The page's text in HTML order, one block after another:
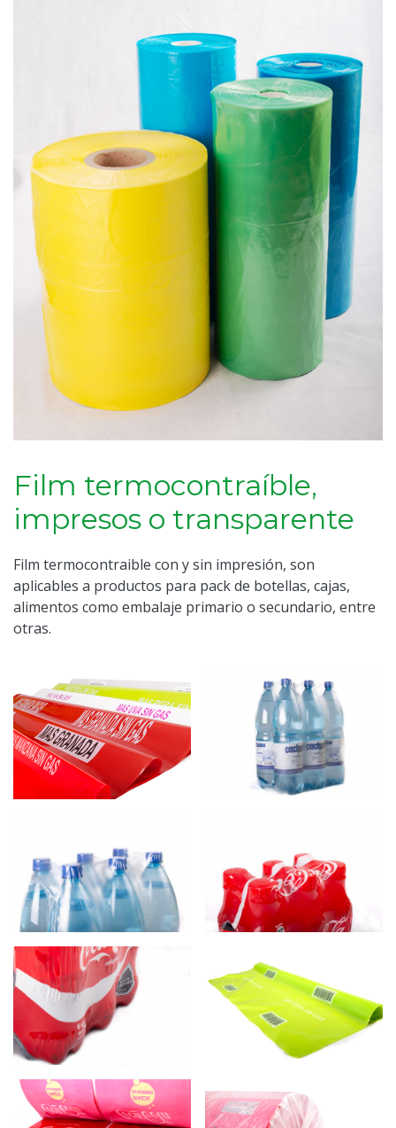
Film termocontraíble,
impresos o transparente
Film termocontraible con y sin impresión, son
aplicables a productos para pack de botellas, cajas,
alimentos como embalaje primario o secundario, entre
otras.